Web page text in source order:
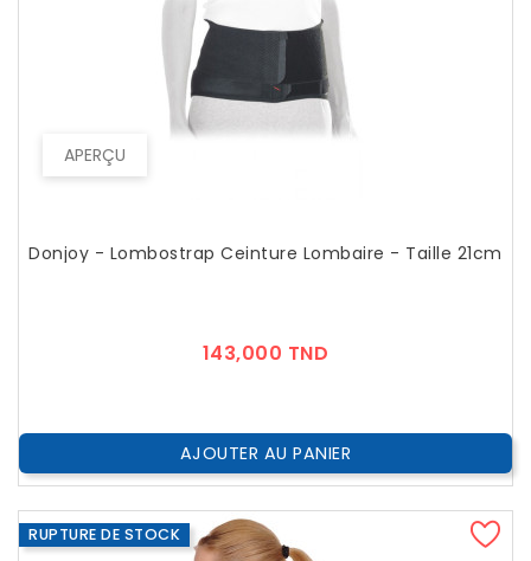
APERÇU
Donjoy - Lombostrap Ceinture Lombaire - Taille 21cm
143,000 TND
AJOUTER AU PANIER
RUPTURE DE STOCK